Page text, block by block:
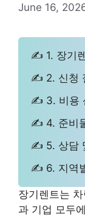
June 16,
✍ 1. 장기
✍ 2. 신청
✍ 3. 비용
✍ 4. 준비
✍ 5. 상담
✍ 6. 지역
장기렌트는
과 기업 모두